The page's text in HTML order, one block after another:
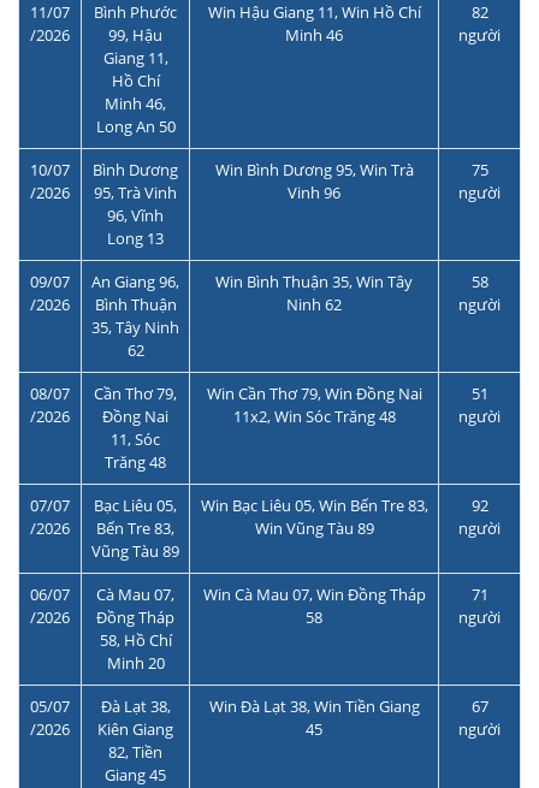
11/07
/2026
Bình Phước
99, Hậu
Giang 11,
Hồ Chí
Minh 46,
Long An 50
Win Hậu Giang 11, Win Hồ Chí
Minh 46
82
người
10/07
/2026
Bình Dương
95, Trà Vinh
96, Vĩnh
Long 13
Win Bình Dương 95, Win Trà
Vinh 96
75
người
09/07
/2026
An Giang 96,
Bình Thuận
35, Tây Ninh
62
Win Bình Thuận 35, Win Tây
Ninh 62
58
người
08/07
/2026
Cần Thơ 79,
Đồng Nai
11, Sóc
Trăng 48
Win Cần Thơ 79, Win Đồng Nai
11x2, Win Sóc Trăng 48
51
người
07/07
/2026
Bạc Liêu 05,
Bến Tre 83,
Vũng Tàu 89
Win Bạc Liêu 05, Win Bến Tre 83,
Win Vũng Tàu 89
92
người
06/07
/2026
Cà Mau 07,
Đồng Tháp
58, Hồ Chí
Minh 20
Win Cà Mau 07, Win Đồng Tháp
58
71
người
05/07
/2026
Đà Lạt 38,
Kiên Giang
82, Tiền
Giang 45
Win Đà Lạt 38, Win Tiền Giang
45
67
người